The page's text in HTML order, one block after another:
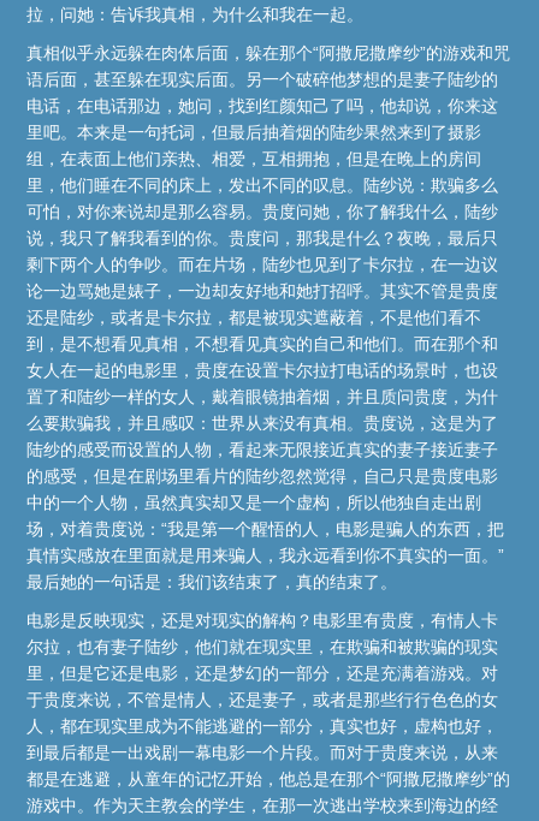
拉，问她：告诉我真相，为什么和我在一起。
真相似乎永远躲在肉体后面，躲在那个“阿撒尼撒摩纱”的游戏和咒
语后面，甚至躲在现实后面。另一个破碎他梦想的是妻子陆纱的
电话，在电话那边，她问，找到红颜知己了吗，他却说，你来这
里吧。本来是一句托词，但最后抽着烟的陆纱果然来到了摄影
组，在表面上他们亲热、相爱，互相拥抱，但是在晚上的房间
里，他们睡在不同的床上，发出不同的叹息。陆纱说：欺骗多么
可怕，对你来说却是那么容易。贵度问她，你了解我什么，陆纱
说，我只了解我看到的你。贵度问，那我是什么？夜晚，最后只
剩下两个人的争吵。而在片场，陆纱也见到了卡尔拉，在一边议
论一边骂她是婊子，一边却友好地和她打招呼。其实不管是贵度
还是陆纱，或者是卡尔拉，都是被现实遮蔽着，不是他们看不
到，是不想看见真相，不想看见真实的自己和他们。而在那个和
女人在一起的电影里，贵度在设置卡尔拉打电话的场景时，也设
置了和陆纱一样的女人，戴着眼镜抽着烟，并且质问贵度，为什
么要欺骗我，并且感叹：世界从来没有真相。贵度说，这是为了
陆纱的感受而设置的人物，看起来无限接近真实的妻子接近妻子
的感受，但是在剧场里看片的陆纱忽然觉得，自己只是贵度电影
中的一个人物，虽然真实却又是一个虚构，所以他独自走出剧
场，对着贵度说：“我是第一个醒悟的人，电影是骗人的东西，把
真情实感放在里面就是用来骗人，我永远看到你不真实的一面。”
最后她的一句话是：我们该结束了，真的结束了。
电影是反映现实，还是对现实的解构？电影里有贵度，有情人卡
尔拉，也有妻子陆纱，他们就在现实里，在欺骗和被欺骗的现实
里，但是它还是电影，还是梦幻的一部分，还是充满着游戏。对
于贵度来说，不管是情人，还是妻子，或者是那些行行色色的女
人，都在现实里成为不能逃避的一部分，真实也好，虚构也好，
到最后都是一出戏剧一幕电影一个片段。而对于贵度来说，从来
都是在逃避，从童年的记忆开始，他总是在那个“阿撒尼撒摩纱”的
游戏中。作为天主教会的学生，在那一次逃出学校来到海边的经